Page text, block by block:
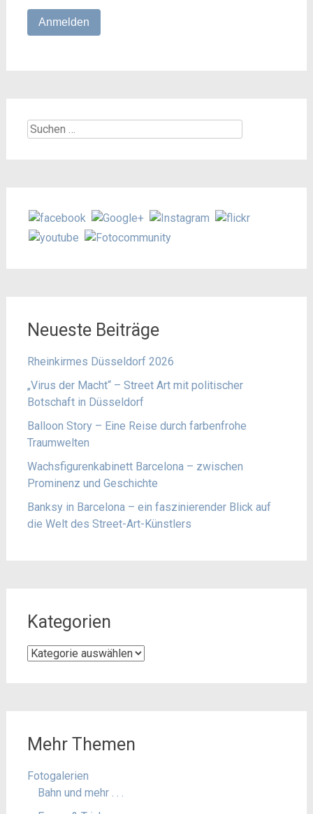
Suchen
Neueste Beiträge
Rheinkirmes Düsseldorf 2026
„Virus der Macht“ – Street Art mit politischer
Botschaft in Düsseldorf
Balloon Story – Eine Reise durch farbenfrohe
Traumwelten
Wachsfigurenkabinett Barcelona – zwischen
Prominenz und Geschichte
Banksy in Barcelona – ein faszinierender Blick auf
die Welt des Street-Art-Künstlers
Kategorien
Kategorien
Mehr Themen
Fotogalerien
Bahn und mehr . . .